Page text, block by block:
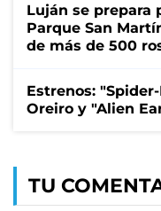
Luján se prepara
Parque San
de más de 500
Estrenos:
Oreiro y "Alien
TU